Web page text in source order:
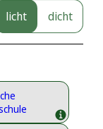
licht dicht